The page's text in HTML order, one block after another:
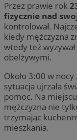
Przez prawie rok
fizycznie nad
kontrolował.
kiedy mężczyzna
wtedy też
obelżywymi.
Około 3:00 w nocy
sytuacja ujrzała
pomoc. Na
mężczyzna nie
trzymając
mieszkania.